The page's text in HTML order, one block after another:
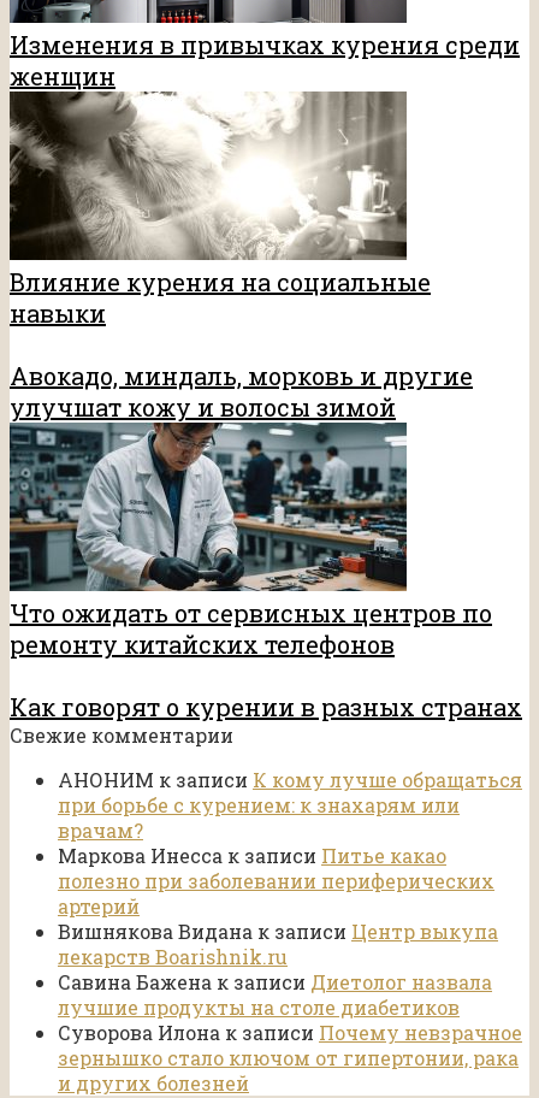
Изменения в привычках курения среди
женщин
Влияние курения на социальные
навыки
Авокадо, миндаль, морковь и другие
улучшат кожу и волосы зимой
Что ожидать от сервисных центров по
ремонту китайских телефонов
Как говорят о курении в разных странах
Свежие комментарии
АНОНИМ к записи К кому лучше обращаться
при борьбе с курением: к знахарям или
врачам?
Маркова Инесса к записи Питье какао
полезно при заболевании периферических
артерий
Вишнякова Видана к записи Центр выкупа
лекарств Boarishnik.ru
Савина Бажена к записи Диетолог назвала
лучшие продукты на столе диабетиков
Суворова Илона к записи Почему невзрачное
зернышко стало ключом от гипертонии, рака
и других болезней